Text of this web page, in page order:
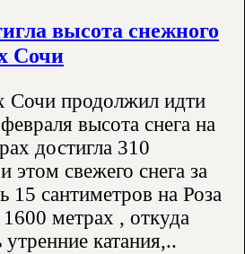
высота снежного
Сочи
Сочи продолжил идти
высота снега на
достигла 310
этом свежего снега за
15 сантиметров на Роза
метрах , откуда
утренние катания,..